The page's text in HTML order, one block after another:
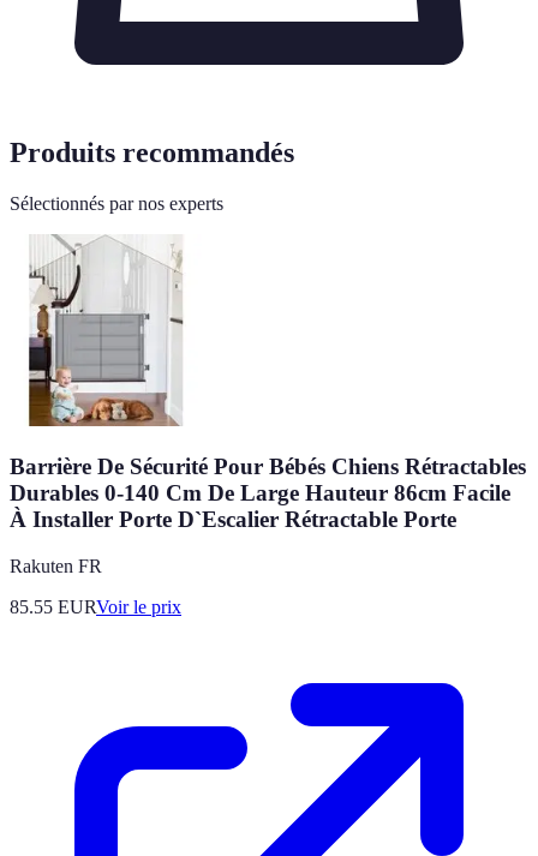
Produits recommandés
Sélectionnés par nos experts
Barrière De Sécurité Pour Bébés Chiens Rétractables
Durables 0-140 Cm De Large Hauteur 86cm Facile
À Installer Porte D`Escalier Rétractable Porte
Rakuten FR
85.55 EURVoir le prix